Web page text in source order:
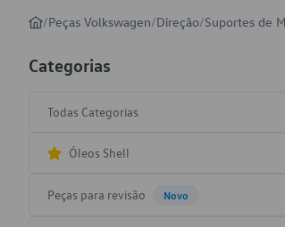
/Peças Volkswagen/Direção/Suportes de
Categorias
Todas Categorias
Óleos Shell
Peças para revisão Novo